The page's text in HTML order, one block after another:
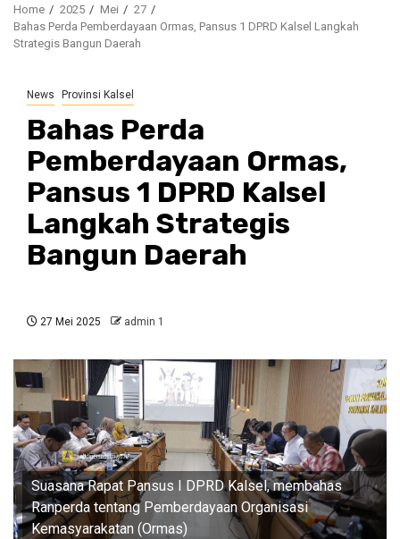
Home 2025 Mei
27
Bahas Perda Pemberdayaan Ormas, Pansus 1 DPRD Kalsel Langkah
Strategis Bangun Daerah
News Provinsi Kalsel
Bahas Perda
Pemberdayaan Ormas,
Pansus 1 DPRD Kalsel
Langkah Strategis
Bangun Daerah
27 Mei 2025 admin 1
Suasana Rapat Pansus I DPRD Kalsel, membahas
Ranperda tentang Pemberdayaan Organisasi
Kemasyarakatan (Ormas)